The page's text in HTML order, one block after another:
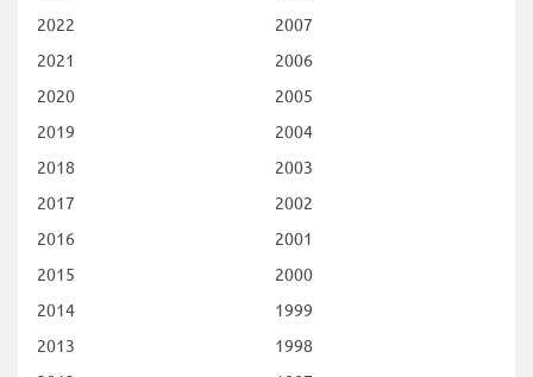
2022
2021
2020
2019
2018
2017
2016
2015
2014
2013
2007
2006
2005
2004
2003
2002
2001
2000
1999
1998